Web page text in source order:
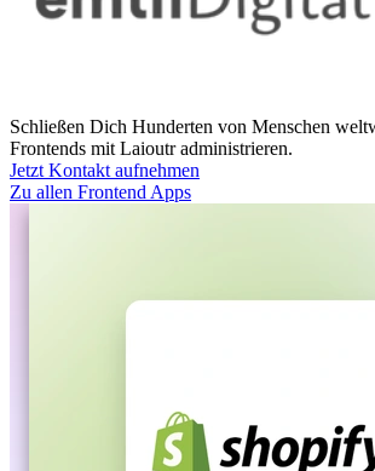
Schließen Dich Hunderten von Menschen
Frontends mit Laioutr administrieren.
Jetzt Kontakt aufnehmen
Zu allen Frontend Apps